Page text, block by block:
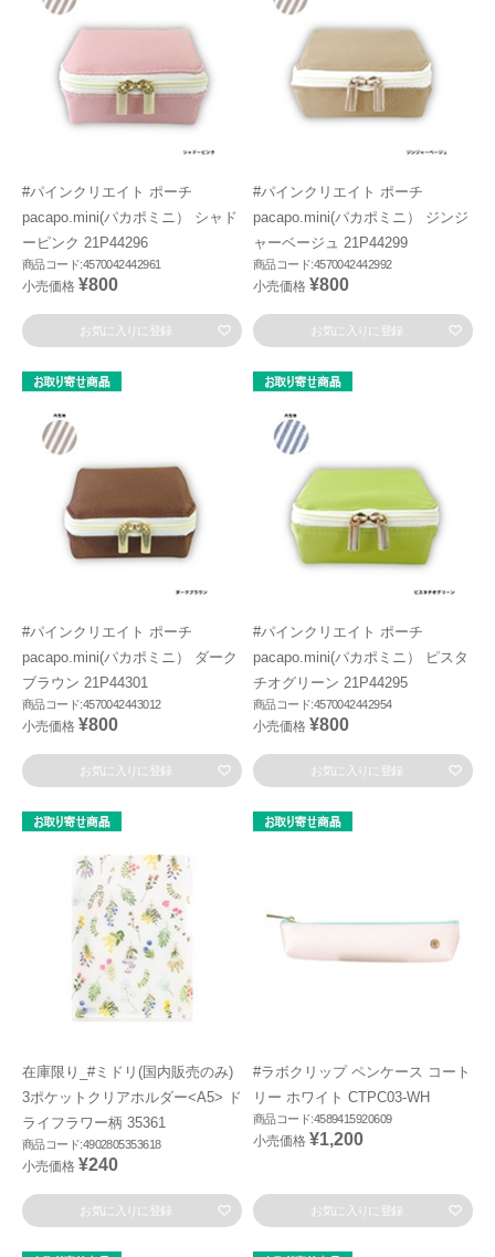
#パインクリエイト ポーチ
pacapo.mini(パカポミニ） シャド
ーピンク 21P44296
商品コード:4570042442961
小売価格 ¥800
お気に入りに登録
#パインクリエイト ポーチ
pacapo.mini(パカポミニ） ジンジ
ャーベージュ 21P44299
商品コード:4570042442992
小売価格 ¥800
お気に入りに登録
#パインクリエイト ポーチ
pacapo.mini(パカポミニ） ダーク
ブラウン 21P44301
商品コード:4570042443012
小売価格 ¥800
お気に入りに登録
#パインクリエイト ポーチ
pacapo.mini(パカポミニ） ピスタ
チオグリーン 21P44295
商品コード:4570042442954
小売価格 ¥800
お気に入りに登録
在庫限り_#ミドリ(国内販売のみ)
3ポケットクリアホルダー<A5> ド
ライフラワー柄 35361
商品コード:4902805353618
小売価格 ¥240
お気に入りに登録
#ラボクリップ ペンケース コート
リー ホワイト CTPC03-WH
商品コード:4589415920609
小売価格 ¥1,200
お気に入りに登録